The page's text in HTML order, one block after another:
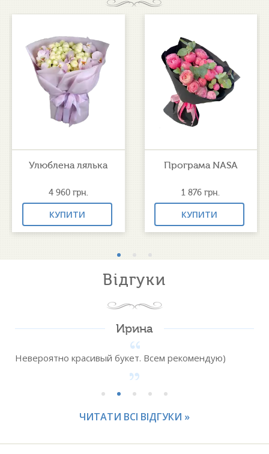
Улюблена лялька
4 960 грн.
КУПИТИ
Програма NASA
1 876грн.
КУПИТИ
Відгуки
Ирина
Невероятно красивый букет. Всем рекомендую)
ЧИТАТИ ВСІ ВІДГУКИ »